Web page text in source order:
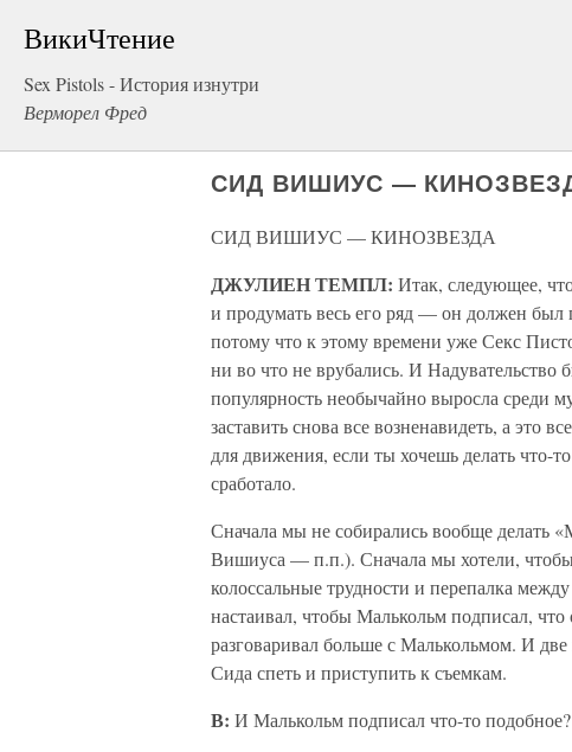
ВикиЧтение
Sex Pistols - История изнутри
Верморел Фред
СИД ВИШИУС —
СИД ВИШИУС — КИНОЗВЕЗДА
ДЖУЛИЕН ТЕМПЛ: Итак, следующее,
и продумать весь его ряд — он должен был
потому что к этому времени уже Секс
ни во что не врубались. И Надувательство
популярность необычайно выросла среди
заставить снова все возненавидеть, а это
для движения, если ты хочешь делать что-
сработало.
Сначала мы не собирались вообще
Вишиуса — п.п.). Сначала мы хотели, чтобы
колоссальные трудности и перепалка
настаивал, чтобы Малькольм подписал,
разговаривал больше с Малькольмом. И
Сида спеть и приступить к съемкам.
В: И Малькольм подписал что-то подобное?